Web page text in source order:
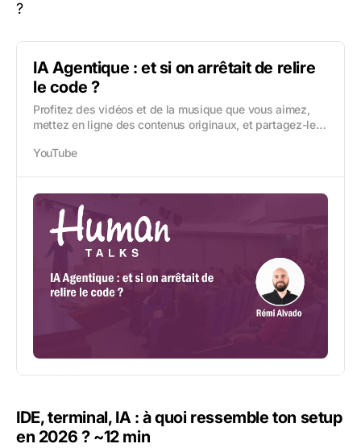
?
IA Agentique : et si on arrêtait de relire
le code ?
Profitez des vidéos et de la musique que vous aimez,
mettez en ligne des contenus originaux, et partagez-les
YouTube
IDE, terminal, IA : à quoi ressemble ton setup
en 2026 ?~12 min